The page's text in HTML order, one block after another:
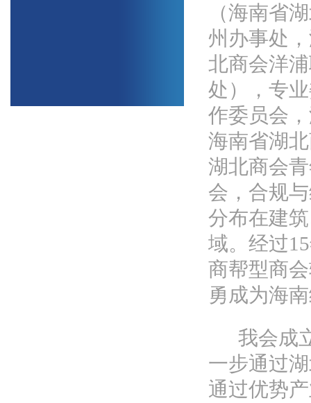
（海南省
州办事处
北商会洋
处 ）
，专
作委员会
海南省湖
湖北商会
会，合规
分布在建
域。经过15
商帮型商
勇成为海
我会成
一步通过湖
通过优势